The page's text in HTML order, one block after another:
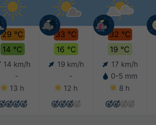
29 °C
14 °C
14 km/h
-
13 h
33 °C
16 °C
19 km/h
-
12 h
32 °C
19 °C
17 km/h
0-5 mm
8 h